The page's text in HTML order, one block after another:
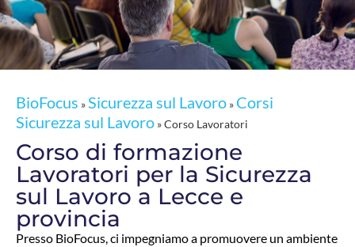
BioFocus »Sicurezza sul Lavoro » Corsi
Sicurezza sul Lavoro »Corso Lavoratori
Corso di formazione
Lavoratori per la Sicurezza
sul Lavoro a Lecce e
provincia
Presso BioFocus, ci impegniamo a promuovere un ambiente